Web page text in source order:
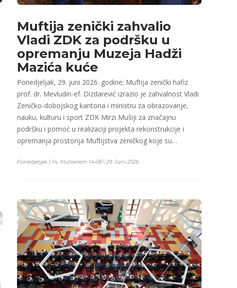
Muftija zenički zahvalio
Vladi ZDK za podršku u
opremanju Muzeja Hadži
Mazića kuće
Ponedjeljak, 29. juni 2026. godine; Muftija zenički hafiz
prof. dr. Mevludin-ef. Dizdarević izrazio je zahvalnost Vladi
Zeničko-dobojskog kantona i ministru za obrazovanje,
nauku, kulturu i sport ZDK Mirzi Mušiji za značajnu
podršku i pomoć u realizaciji projekta rekonstrukcije i
opremanja prostorija Muftijstva zeničkog koje su…
Ponedjeljak | 14. Muharrem 1448 \ 29. Juni 2026